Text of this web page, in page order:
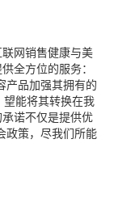
网销售健康与美
全方位的服务：
产品加强其拥有的
能将其转换在我
诺不仅是提供优
政策，尽我们所能